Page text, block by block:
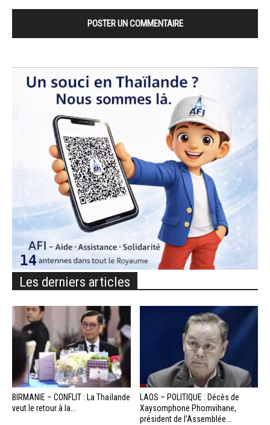
Les derniers articles
BIRMANIE – CONFLIT : La Thaïlande
veut le retour à la...
LAOS – POLITIQUE : Décès de
Xaysomphone Phomvihane,
président de l’Assemblée...